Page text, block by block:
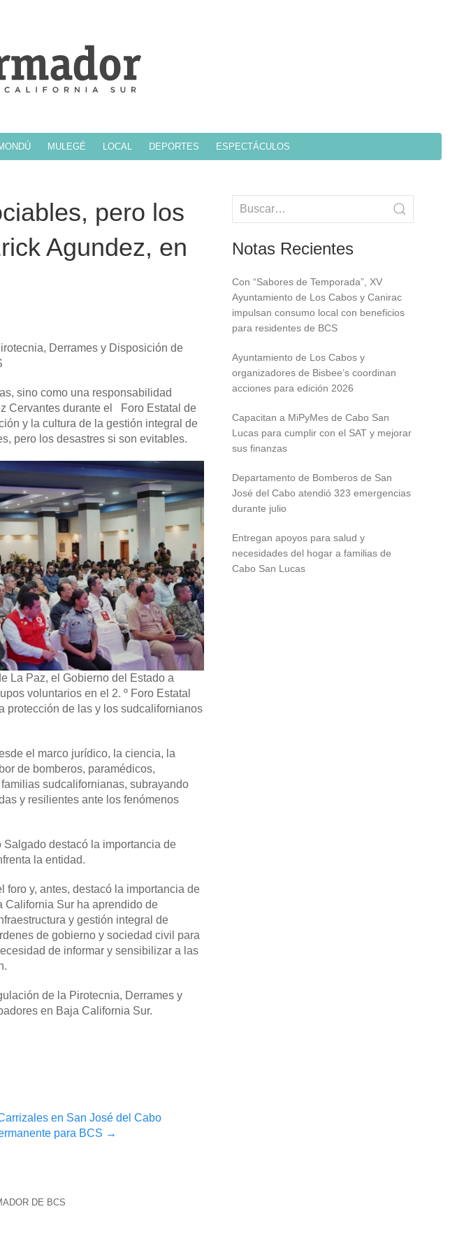
MULEGÉ LOCAL DEPORTES ESPECTÁCULOS
pero los
Agundez, en
Derrames y Disposición de
sino como una responsabilidad
Cervantes durante el Foro Estatal de
y la cultura de la gestión integral de
pero los desastres si son evitables.
La Paz, el Gobierno del Estado a
voluntarios en el 2. º Foro Estatal
protección de las y los sudcalifornianos
el marco jurídico, la ciencia, la
de bomberos, paramédicos,
sudcalifornianas, subrayando
y resilientes ante los fenómenos
destacó la importancia de
la entidad.
y, antes, destacó la importancia de
California Sur ha aprendido de
y gestión integral de
de gobierno y sociedad civil para
de informar y sensibilizar a las
de la Pirotecnia, Derrames y
en Baja California Sur.
en San José del Cabo
para BCS →
Notas Recientes
Con “Sabores de Temporada”, XV
Ayuntamiento de Los Cabos y Canirac
impulsan consumo local con beneficios
para residentes de BCS
Ayuntamiento de Los Cabos y
organizadores de Bisbee’s coordinan
acciones para edición 2026
Capacitan a MiPyMes de Cabo San
Lucas para cumplir con el SAT y mejorar
sus finanzas
Departamento de Bomberos de San
José del Cabo atendió 323 emergencias
durante julio
Entregan apoyos para salud y
necesidades del hogar a familias de
Cabo San Lucas
DE BCS